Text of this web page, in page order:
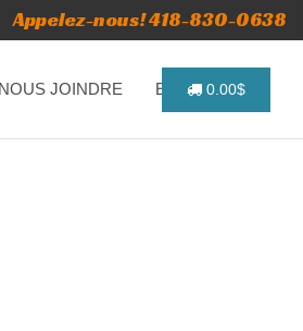
Appelez-nous! 418-830-0638
NOUS JOINDRE ENGLISH
0.00$